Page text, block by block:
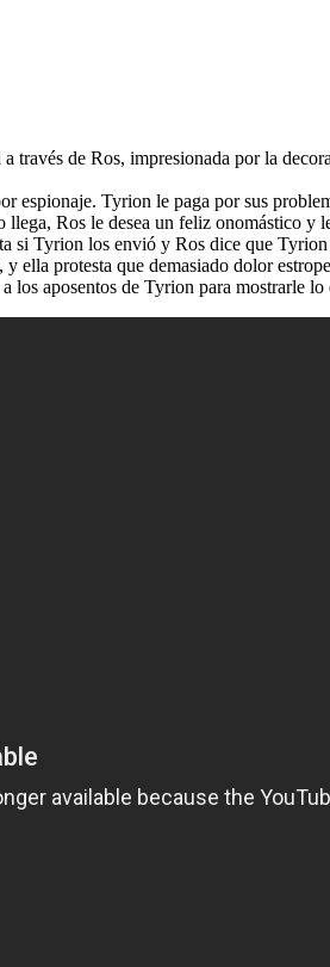
de Ros, impresionada por la
espionaje. Tyrion le paga por sus
Ros le desea un feliz onomástico
si Tyrion los envió y Ros dice que
ella protesta que demasiado dolor
aposentos de Tyrion para mostrarle